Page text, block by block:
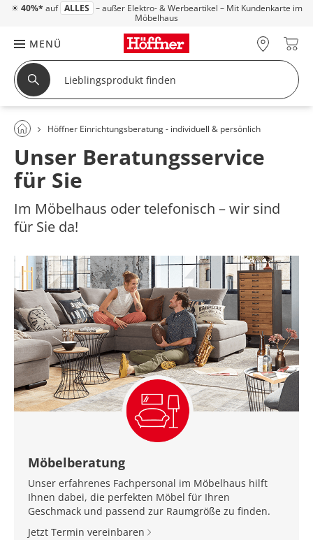
☀ 40%* auf ALLES – außer Elektro- & Werbeartikel – Mit Kundenkarte im
Möbelhaus
MENÜ
Höffner Einrichtungsberatung - individuell & persönlich
Unser Beratungsservice
für Sie
Im Möbelhaus oder telefonisch – wir sind
für Sie da!
Möbelberatung
Unser erfahrenes Fachpersonal im Möbelhaus hilft
Ihnen dabei, die perfekten Möbel für Ihren
Geschmack und passend zur Raumgröße zu finden.
Jetzt Termin vereinbaren